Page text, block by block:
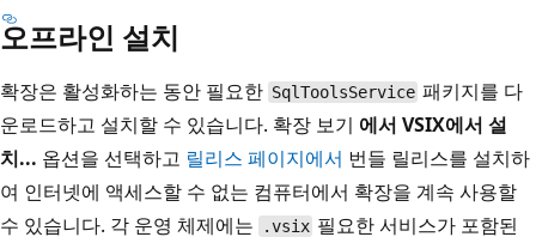
오프라인 설치
확장은 활성화하는 동안 필요한 SqlToolsService 패키지를 다
운로드하고 설치할 수 있습니다. 확장 보기 에서 VSIX에서 설
치... 옵션을 선택하고 릴리스 페이지에서 번들 릴리스를 설치하
여 인터넷에 액세스할 수 없는 컴퓨터에서 확장을 계속 사용할
수 있습니다. 각 운영 체제에는
.vsix 필요한 서비스가 포함된